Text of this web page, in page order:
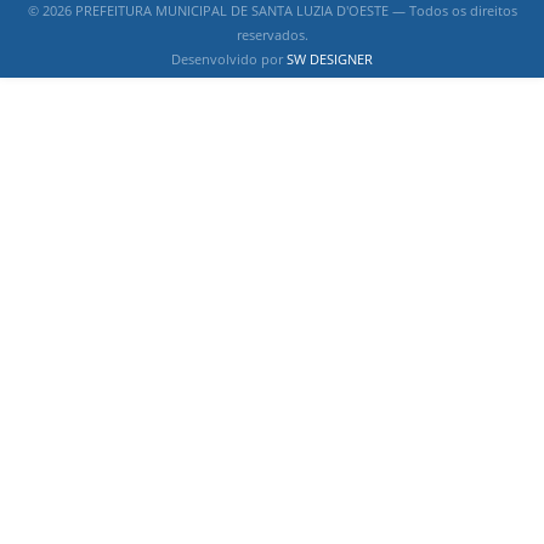
© 2026 PREFEITURA MUNICIPAL DE SANTA LUZIA D'OESTE — Todos os direitos
reservados.
Desenvolvido porSW DESIGNER